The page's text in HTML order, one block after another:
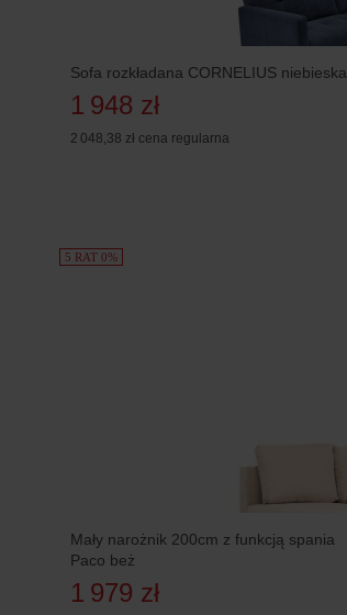
Sofa rozkładana CORNELIUS niebieska
1 948 zł
2 048,38 zł cena regularna
5 RAT 0%
Mały narożnik 200cm z funkcją spania
Paco beż
1 979 zł